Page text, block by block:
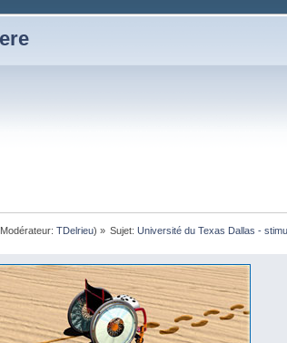
TDelrieu) » Sujet:Université du Texas Dallas -